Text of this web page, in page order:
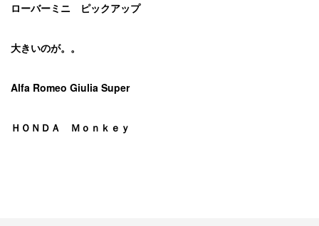
ローバーミニ ピックアップ
大きいのが。。
Alfa Romeo Giulia Super
ＨＯＮＤＡ Ｍｏｎｋｅｙ